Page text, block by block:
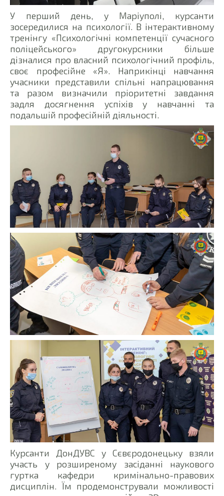
У перший день, у Маріуполі, курсанти
зосередилися на психології. В інтерактивному
тренінгу «Психологічні компетенції сучасного
поліцейського» другокурсники більше
дізналися про власний психологічний профіль,
своє професійне «Я». Наприкінці навчання
учасники представили спільні напрацювання
та разом визначили пріоритетні завдання
задля досягнення успіхів у навчанні та
подальшій професійній діяльності.
Курсанти ДонДУВС у Сєвєродонецьку взяли
участь у розширеному засіданні наукового
гуртка кафедри кримінально-правових
дисциплін. Їм продемонстрували можливості